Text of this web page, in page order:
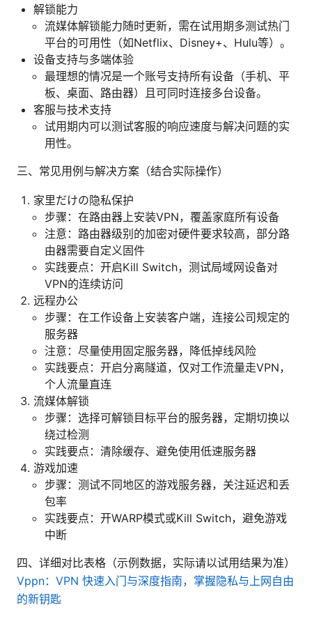
解锁能力
流媒体解锁能力随时更新，需在试用期多测试热门
平台的可用性（如Netflix、Disney+、Hulu等）。
设备支持与多端体验
最理想的情况是一个账号支持所有设备（手机、平
板、桌面、路由器）且可同时连接多台设备。
客服与技术支持
试用期内可以测试客服的响应速度与解决问题的实
用性。
三、常见用例与解决方案（结合实际操作）
家里だけの隐私保护
步骤：在路由器上安装VPN，覆盖家庭所有设备
注意：路由器级别的加密对硬件要求较高，部分路
由器需要自定义固件
实践要点：开启Kill Switch，测试局域网设备对
VPN的连续访问
远程办公
步骤：在工作设备上安装客户端，连接公司规定的
服务器
注意：尽量使用固定服务器，降低掉线风险
实践要点：开启分离隧道，仅对工作流量走VPN，
个人流量直连
流媒体解锁
步骤：选择可解锁目标平台的服务器，定期切换以
绕过检测
实践要点：清除缓存、避免使用低速服务器
游戏加速
步骤：测试不同地区的游戏服务器，关注延迟和丢
包率
实践要点：开WARP模式或Kill Switch，避免游戏
中断
四、详细对比表格（示例数据，实际请以试用结果为准）
Vppn：VPN 快速入门与深度指南，掌握隐私与上网自由
的新钥匙